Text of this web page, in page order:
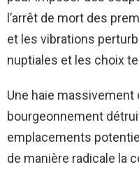
l’arrêt de mort des
et les vibrations
nuptiales et les choix
Une haie massivement
bourgeonnement
emplacements
de manière radicale la